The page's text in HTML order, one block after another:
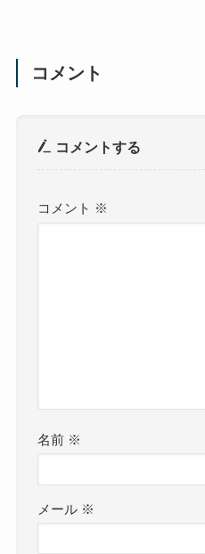
コメント
コメントする
コメント ※
名前 ※
メール ※